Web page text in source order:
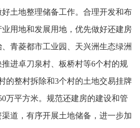
好土地整理储备工作。 合理开发和布
用地和发展用地， 优先做好还建房
青菱都市工业园、 天兴洲生态绿洲
进卓刀泉村、 板桥村等6个村的规
的整村拆除和3个村的土地交易挂牌
万平方米。 规范还建房的建设和管
道， 有序开展土地储备， 进一步加